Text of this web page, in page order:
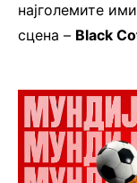
најголемите
сцена – Black